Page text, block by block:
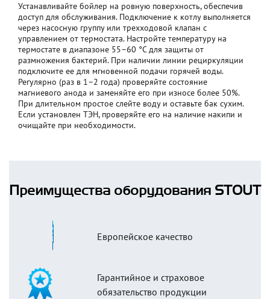
Устанавливайте бойлер на ровную поверхность, обеспечив
доступ для обслуживания. Подключение к котлу выполняется
через насосную группу или трехходовой клапан с
управлением от термостата. Настройте температуру на
термостате в диапазоне 55–60 °C для защиты от
размножения бактерий. При наличии линии рециркуляции
подключите ее для мгновенной подачи горячей воды.
Регулярно (раз в 1–2 года) проверяйте состояние
магниевого анода и заменяйте его при износе более 50%.
При длительном простое слейте воду и оставьте бак сухим.
Если установлен ТЭН, проверяйте его на наличие накипи и
очищайте при необходимости.
Преимущества оборудования STOUT
Европейское качество
Гарантийное и страховое
обязательство продукции